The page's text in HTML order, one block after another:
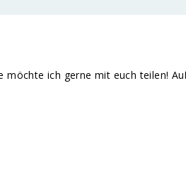
ich gerne mit euch teilen!